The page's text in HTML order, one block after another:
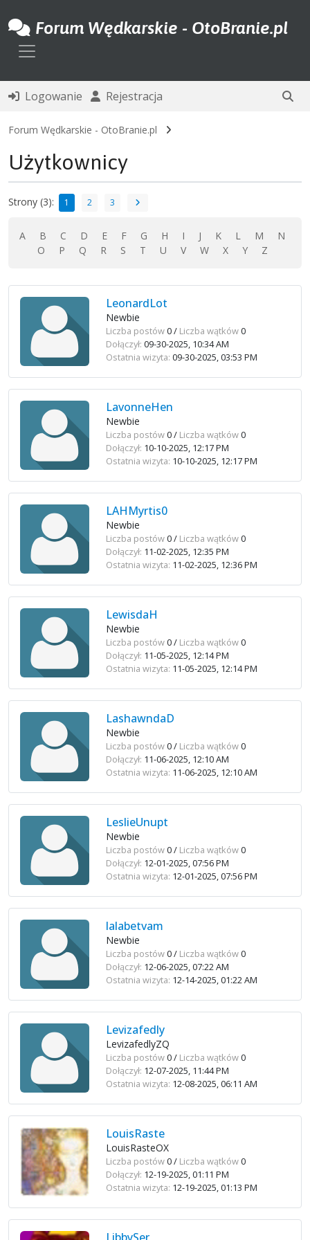
Forum Wędkarskie - OtoBranie.pl
Toggle navigation
Logowanie Rejestracja
Forum Wędkarskie - OtoBranie.pl
Użytkownicy
Strony (3): 1 2 3
A B C D E F G H I J K L M
N
O
P Q R S T U V W X Y Z
LeonardLot
Newbie
Liczba postów0 / Liczba wątków0
Dołączył: 09-30-2025, 10:34 AM
Ostatnia wizyta: 09-30-2025, 03:53 PM
LavonneHen
Newbie
Liczba postów0 / Liczba wątków0
Dołączył: 10-10-2025, 12:17 PM
Ostatnia wizyta: 10-10-2025, 12:17 PM
LAHMyrtis0
Newbie
Liczba postów0 / Liczba wątków0
Dołączył: 11-02-2025, 12:35 PM
Ostatnia wizyta: 11-02-2025, 12:36 PM
LewisdaH
Newbie
Liczba postów0 / Liczba wątków0
Dołączył: 11-05-2025, 12:14 PM
Ostatnia wizyta: 11-05-2025, 12:14 PM
LashawndaD
Newbie
Liczba postów0 / Liczba wątków0
Dołączył: 11-06-2025, 12:10 AM
Ostatnia wizyta: 11-06-2025, 12:10 AM
LeslieUnupt
Newbie
Liczba postów0 / Liczba wątków0
Dołączył: 12-01-2025, 07:56 PM
Ostatnia wizyta: 12-01-2025, 07:56 PM
lalabetvam
Newbie
Liczba postów0 / Liczba wątków0
Dołączył: 12-06-2025, 07:22 AM
Ostatnia wizyta: 12-14-2025, 01:22 AM
Levizafedly
LevizafedlyZQ
Liczba postów0 / Liczba wątków0
Dołączył: 12-07-2025, 11:44 PM
Ostatnia wizyta: 12-08-2025, 06:11 AM
LouisRaste
LouisRasteOX
Liczba postów0 / Liczba wątków0
Dołączył: 12-19-2025, 01:11 PM
Ostatnia wizyta: 12-19-2025, 01:13 PM